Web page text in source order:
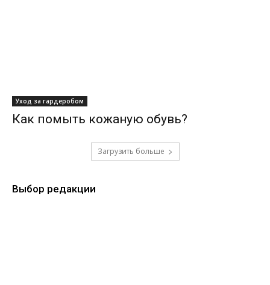
Уход за гардеробом
Как помыть кожаную обувь?
Загрузить больше
Выбор редакции